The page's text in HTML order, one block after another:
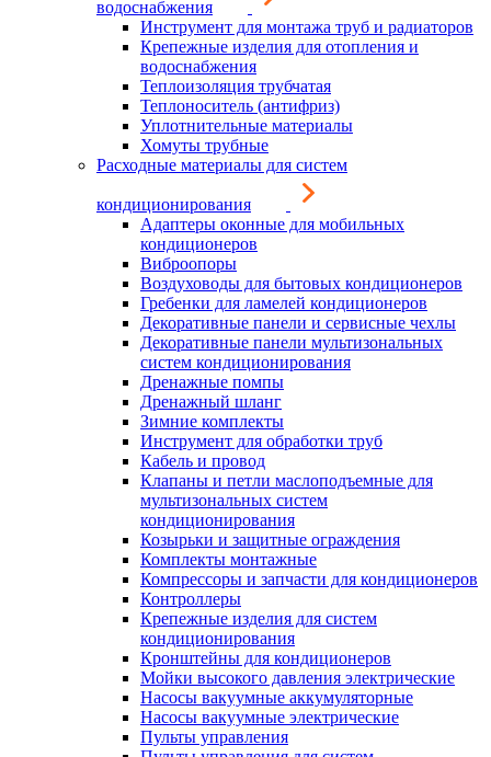
водоснабжения
Инструмент для монтажа труб и радиаторов
Крепежные изделия для отопления и
водоснабжения
Теплоизоляция трубчатая
Теплоноситель (антифриз)
Уплотнительные материалы
Хомуты трубные
Расходные материалы для систем
кондиционирования
Адаптеры оконные для мобильных
кондиционеров
Виброопоры
Воздуховоды для бытовых кондиционеров
Гребенки для ламелей кондиционеров
Декоративные панели и сервисные чехлы
Декоративные панели мультизональных
систем кондиционирования
Дренажные помпы
Дренажный шланг
Зимние комплекты
Инструмент для обработки труб
Кабель и провод
Клапаны и петли маслоподъемные для
мультизональных систем
кондиционирования
Козырьки и защитные ограждения
Комплекты монтажные
Компрессоры и запчасти для кондиционеров
Контроллеры
Крепежные изделия для систем
кондиционирования
Кронштейны для кондиционеров
Мойки высокого давления электрические
Насосы вакуумные аккумуляторные
Насосы вакуумные электрические
Пульты управления